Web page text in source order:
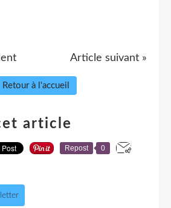
Article suivant »
Retour à l'accueil
article
Repost 0